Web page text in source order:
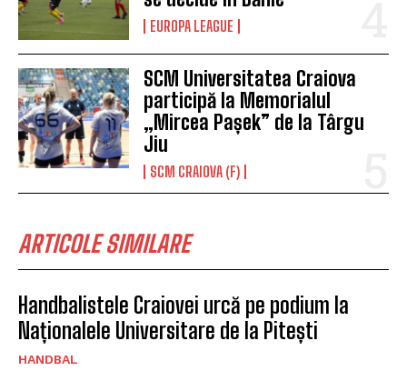
EUROPA LEAGUE
SCM Universitatea Craiova
participă la Memorialul
„Mircea Pașek” de la Târgu
Jiu
SCM CRAIOVA (F)
ARTICOLE SIMILARE
Handbalistele Craiovei urcă pe podium la
Naționalele Universitare de la Pitești
HANDBAL